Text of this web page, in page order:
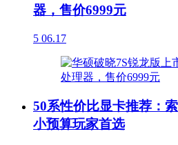
器，售价6999元
5 06.17
50系性价比显卡推荐：
小预算玩家首选